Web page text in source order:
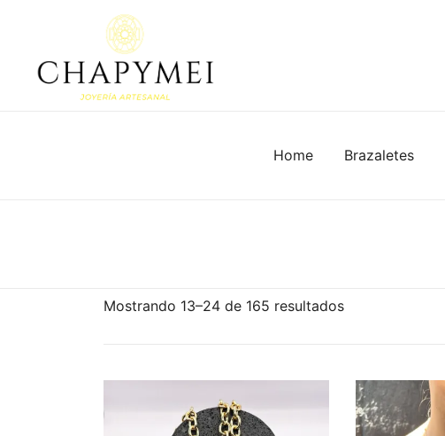
content
Home Brazaletes
Inicio / Página 2
Mostrando 13–24 de 165 resultados